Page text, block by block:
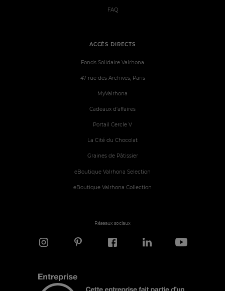
ACCÈS DIRECTS
Fonds Solidaire Valrhona
47 rue des Archives, Paris
MyValrhona
Cadeaux d'affaires
Portail Cercle V
La Cité du Chocolat
Graines de Pâtissier
eBoutique Valrhona Selection
eBoutique Valrhona Collection
FAQ
Réseaux sociaux